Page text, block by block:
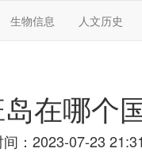
生物信息 人文历史
在哪个
间：2023-07-23